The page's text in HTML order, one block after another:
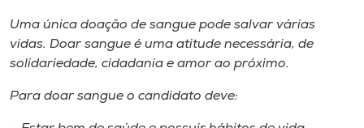
A+
A-
Uma única doação de sangue pode salvar várias
vidas. Doar sangue é uma atitude necessária, de
solidariedade, cidadania e amor ao próximo.
Para doar sangue o candidato deve: